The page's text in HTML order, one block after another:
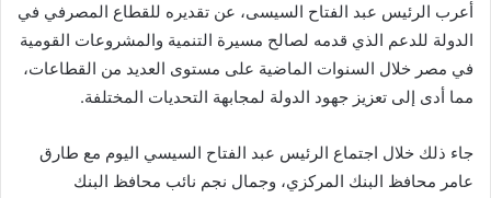
أعرب الرئيس عبد الفتاح السيسى، عن تقديره للقطاع المصرفي في
الدولة للدعم الذي قدمه لصالح مسيرة التنمية والمشروعات القومية
في مصر خلال السنوات الماضية على مستوى العديد من القطاعات،
مما أدى إلى تعزيز جهود الدولة لمجابهة التحديات المختلفة.
جاء ذلك خلال اجتماع الرئيس عبد الفتاح السيسي اليوم مع طارق
عامر محافظ البنك المركزي، وجمال نجم نائب محافظ البنك